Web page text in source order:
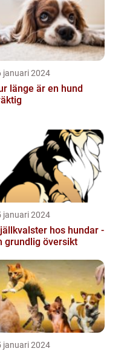
januari 2024
länge är en hund
januari 2024
hos hundar -
grundlig översikt
januari 2024